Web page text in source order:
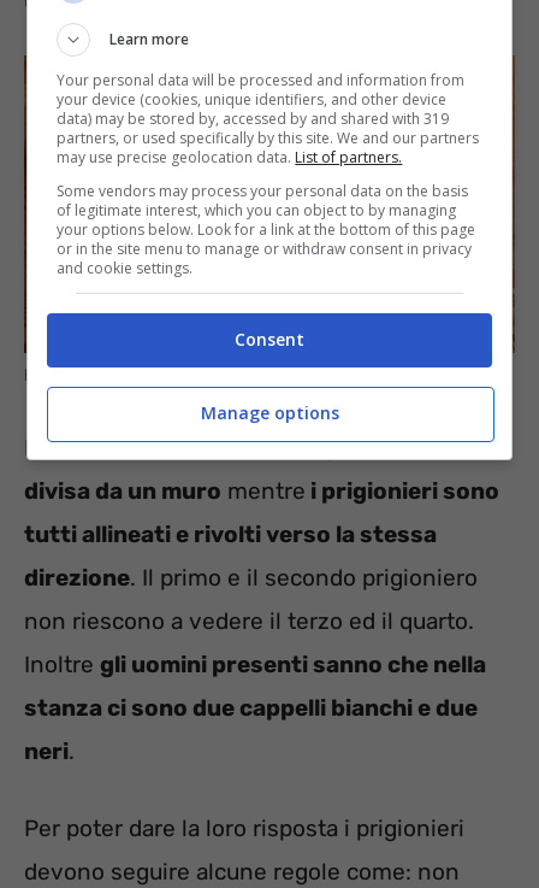
La soluzione del test rompicapo – Informazioneoggi.it
Da come vediamo nell’immagine lastanza è
divisa da un muro mentre i prigionieri sono
tutti allineati e rivolti verso la stessa
direzione. Il primo e il secondo prigioniero
non riescono a vedere il terzo ed il quarto.
Inoltre gli uomini presenti sanno che nella
stanza ci sono due cappelli bianchi e due
neri.
Per poter dare la loro risposta i prigionieri
devono seguire alcune regole come: non
Learn more
Your personal data will be processed and information from
your device (cookies, unique identifiers, and other device
data) may be stored by, accessed by and shared with 319
partners, or used specifically by this site. We and our partners
may use precise geolocation data. List of partners.
Some vendors may process your personal data on the basis
of legitimate interest, which you can object to by managing
your options below. Look for a link at the bottom of this page
or in the site menu to manage or withdraw consent in privacy
and cookie settings.
Consent
Manage options